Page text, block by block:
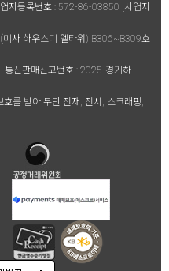
자등록번호 : 572-86-03850 [사업자
미사 하우스디 엘타워) B306~B309호
통신판매신고번호 : 2025-경기하
를 받아 무단 전재, 전시, 스크래핑,